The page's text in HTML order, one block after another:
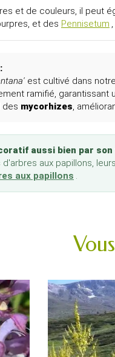
et de couleurs, il peut
et des Pennisetum
est cultivé dans
ramifié,
des mycorhizes,
aussi bien par
aux papillons,
aux papillons .